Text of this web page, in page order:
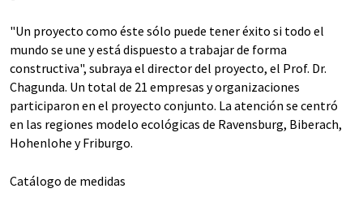
"Un proyecto como éste sólo puede tener éxito si todo el
mundo se une y está dispuesto a trabajar de forma
constructiva", subraya el director del proyecto, el Prof. Dr.
Chagunda. Un total de 21 empresas y organizaciones
participaron en el proyecto conjunto. La atención se centró
en las regiones modelo ecológicas de Ravensburg, Biberach,
Hohenlohe y Friburgo.
Catálogo de medidas